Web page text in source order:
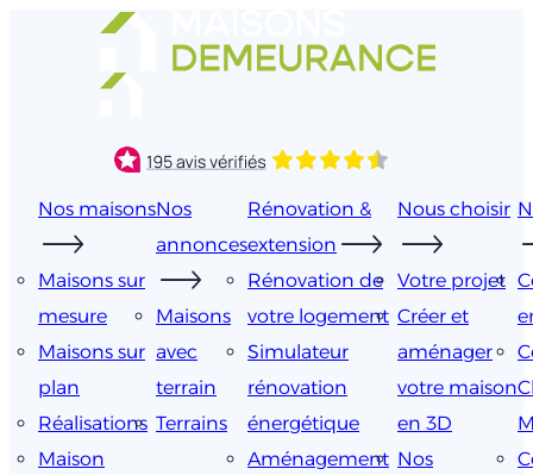
Nos maisons
Maisons sur
mesure
Maisons sur
plan
Réalisations
Maison
Nos
annonces
Maisons
avec
terrain
Terrains
Rénovation &
extension
Rénovation de
votre logement
Simulateur
rénovation
énergétique
Aménagement
Nous choisir
Votre projet
Créer et
aménager
votre maison
en 3D
Nos